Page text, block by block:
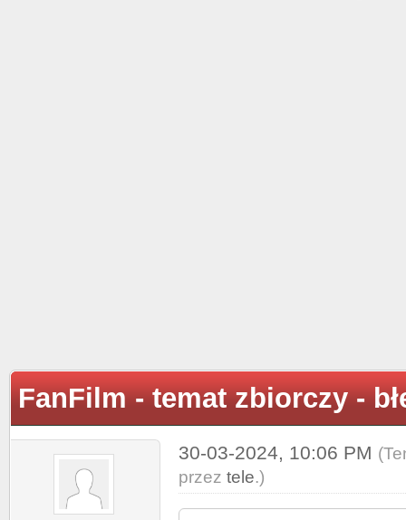
FanFilm - temat zbiorczy -
30-03-2024, 10:06 PM
przez tele.)